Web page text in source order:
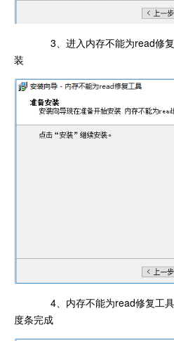
3、进入内存不能为read修
装
4、内存不能为read修复工
度条完成